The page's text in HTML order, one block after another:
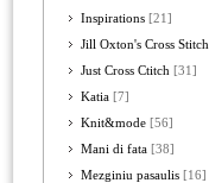
Inspirations [21]
Jill Oxton's Cross Stitch
Just Cross Ctitch [31]
Katia [7]
Knit&mode [56]
Mani di fata [38]
Mezginiu pasaulis [16]